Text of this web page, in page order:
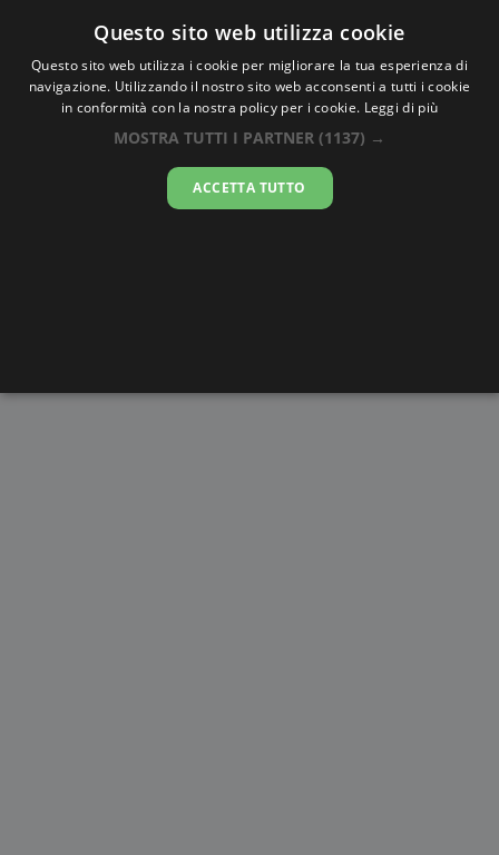
Oraesatta.co
Ora EsattaLa Hougue
16:36:28
Questo sito web utilizza cookie
Questo sito web utilizza i cookie per migliorare la tua esperienza di
navigazione. Utilizzando il nostro sito web acconsenti a tutti i cookie
in conformità con la nostra policy per i cookie. Leggi di più
MOSTRA TUTTI I PARTNER (1137) →
ACCETTA TUTTO